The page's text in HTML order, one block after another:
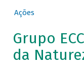
Ações
Grupo
da